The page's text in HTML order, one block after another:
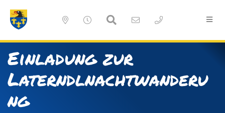
Einladung zur
Laterndlnachtwanderu
ng